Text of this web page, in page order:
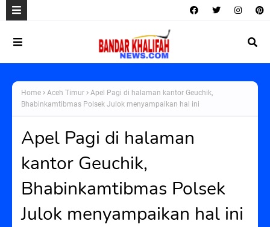
Home Aceh Timur
Apel Pagi di halaman kantor Geuchik,
Bhabinkamtibmas Polsek Julok menyampaikan hal ini
Apel Pagi di halaman
kantor Geuchik,
Bhabinkamtibmas Polsek
Julok menyampaikan hal ini